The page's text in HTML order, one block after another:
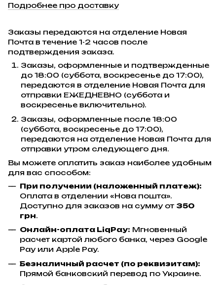
Подробнее про доставку
Заказы передаются на отделение Новая
Почта в течение 1-2 часов после
подтверждения заказа.
Заказы, оформленные и подтвержденные
до 18:00 (суббота, воскресенье до 17:00),
передаются в отделение Новая Почта для
отправки ЕЖЕДНЕВНО (суббота и
воскресенье включительно).
Заказы, оформленные после 18:00
(суббота, воскресенье до 17:00),
передаются на отделение Новая Почта для
отправки утром следующего дня.
Вы можете оплатить заказ наиболее удобным
для вас способом:
При получении (наложенный платеж):
Оплата в отделении «Нова пошта».
Доступно для заказов на сумму от 350
грн.
Онлайн-оплата LiqPay: Мгновенный
расчет картой любого банка, через Google
Pay или Apple Pay.
Безналичный расчет (по реквизитам):
Прямой банковский перевод по Украине.